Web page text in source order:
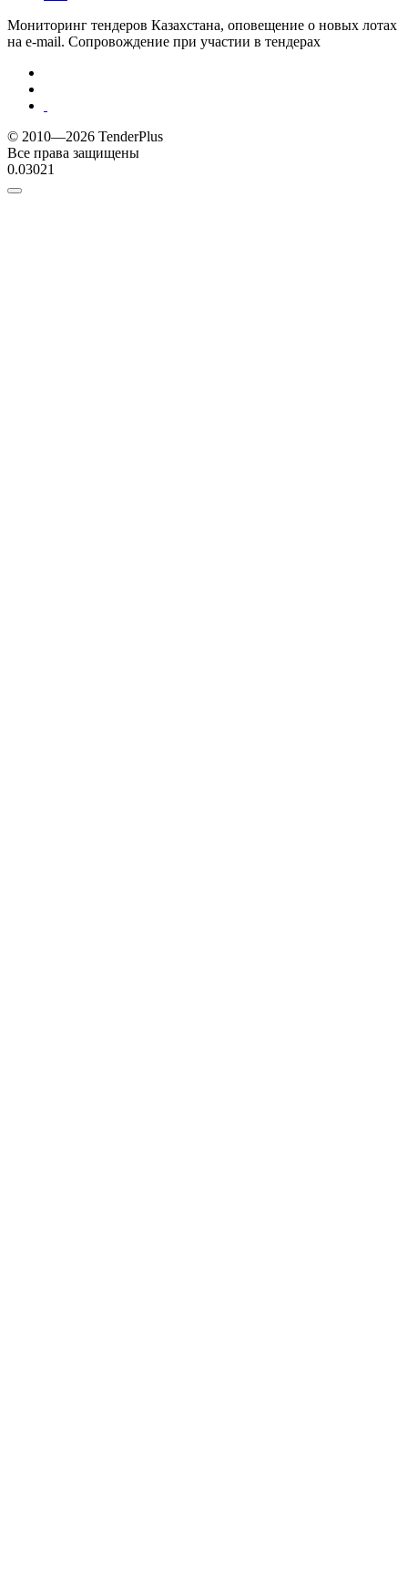
Мониторинг тендеров Казахстана, оповещение о новых лотах
на e-mail. Сопровождение при участии в тендерах
© 2010—2026 TenderPlus
Все права защищены
0.03021